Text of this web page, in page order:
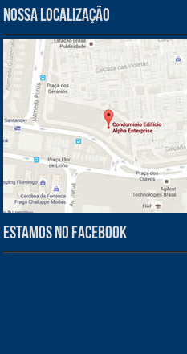
Nossa Localização
Estamos no Facebook